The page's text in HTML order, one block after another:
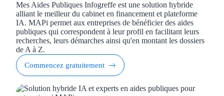
Mes Aides Publiques Infogreffe est une solution hybride
alliant le meilleur du cabinet en financement et plateforme
IA. MAPi permet aux entreprises de bénéficier des aides
publiques qui correspondent à leur profil en facilitant leurs
recherches, leurs démarches ainsi qu'en montant les dossiers
de A à Z.
Commencez gratuitement